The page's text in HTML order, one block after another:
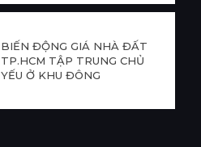
BIẾN ĐỘNG GIÁ NHÀ ĐẤT
TP.HCM TẬP TRUNG CHỦ
YẾU Ở KHU ĐÔNG